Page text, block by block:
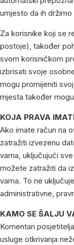
umjesto da ih
Za korisnike koji se
postoje), također
svom korisničkom
izbrisati svoje
mogu promijeniti
mjesta također
KOJA PRAVA
Ako imate račun na
zatražiti izvezenu
vama, uključujući
možete zatražiti da
vama. To ne
administrativne,
KAMO SE ŠALJU
Komentari
usluge otkrivanja